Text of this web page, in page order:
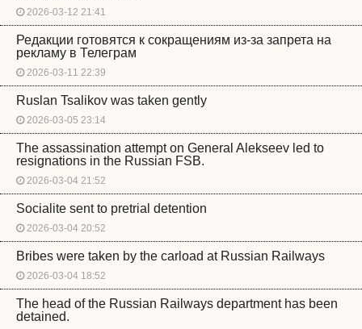
2026-03-12 21:41
Редакции готовятся к сокращениям из-за запрета на
рекламу в Телеграм
2026-03-11 22:39
Ruslan Tsalikov was taken gently
2026-03-05 23:14
The assassination attempt on General Alekseev led to
resignations in the Russian FSB.
2026-03-04 21:52
Socialite sent to pretrial detention
2026-03-04 20:52
Bribes were taken by the carload at Russian Railways
2026-03-04 18:52
The head of the Russian Railways department has been
detained.